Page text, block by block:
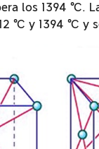
los 1394
°C y 1394 °C y